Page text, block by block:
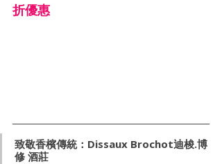
折優惠
致敬香檳傳統：Dissaux Brochot迪梭.博
修 酒莊